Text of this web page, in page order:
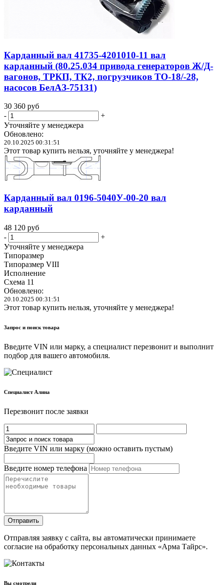
Карданный вал 41735-4201010-11 вал
карданный (80.25.034 привода генераторов Ж/Д-
вагонов, ТРКП, ТК2, погрузчиков ТО-18/-28,
насосов БелАЗ-75131)
30 360 руб
-
+
Уточняйте у менеджера
Обновлено:
20.10.2025 00:31:51
Этот товар купить нельзя, уточняйте у менеджера!
Карданный вал 0196-5040У-00-20 вал
карданный
48 120 руб
-
+
Уточняйте у менеджера
Типоразмер
Типоразмер VIII
Исполнение
Схема 11
Обновлено:
20.10.2025 00:31:51
Этот товар купить нельзя, уточняйте у менеджера!
Запрос и поиск товара
Введите VIN или марку, а специалист перезвонит и выполнит
подбор для вашего автомобиля.
Cпециалист Алина
Перезвонит после заявки
Введите VIN или марку (можно оставить пустым)
Введите номер телефона
Отправить
Отправляя заявку с сайта, вы автоматически принимаете
согласие на обработку персональных данных «Арма Тайрс».
Вы смотрели